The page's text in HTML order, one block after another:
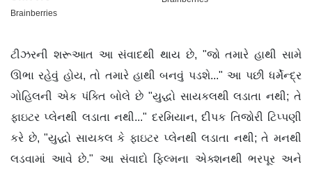
ટીઝરની શરૂઆત આ સંવાદથી થાય છે, "જો તમારે હાથી સામે
ઊભા રહેવું હોય, તો તમારે હાથી બનવું પડશે..." આ પછી ધર્મેન્દ્ર
ગોહિલની એક પંક્તિ બોલે છે "યુદ્ધો સાયકલથી લડાતા નથી; તે
ફાઇટર પ્લેનથી લડાતા નથી..." દરમિયાન, દીપક તિજોરી ટિપ્પણી
કરે છે, "યુદ્ધો સાયકલ કે ફાઇટર પ્લેનથી લડાતા નથી; તે મનથી
લડવામાં આવે છે." આ સંવાદો ફિલ્મના એક્શનથી ભરપૂર અને